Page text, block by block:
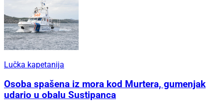
Lučka kapetanija
Osoba spašena iz mora kod Murtera, gumenjak
udario u obalu Sustipanca